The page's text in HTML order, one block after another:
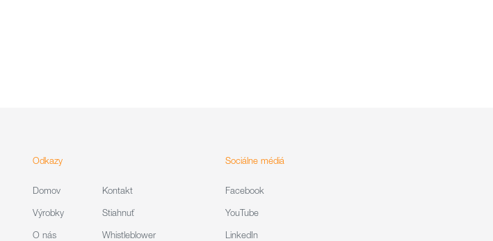
Odkazy
Domov
Výrobky
O nás
Kontakt
Stiahnuť
Whistleblower
Sociálne médiá
Facebook
YouTube
LinkedIn